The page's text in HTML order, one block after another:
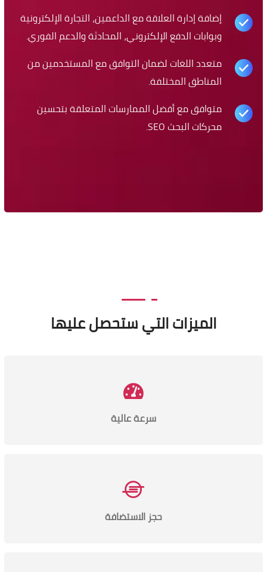
إضافة إدارة العلاقة مع الداعمين، التجارة الإلكترونية
وبوابات الدفع الإلكتروني، المحادثة والدعم الفوري.
متعدد اللغات لضمان التوافق مع المستخدمين من
المناطق المختلفة.
متوافق مع أفضل الممارسات المتعلقة بتحسين
محركات البحث SEO.
الميزات التي ستحصل عليها
سرعة عالية
حجز الاستضافة